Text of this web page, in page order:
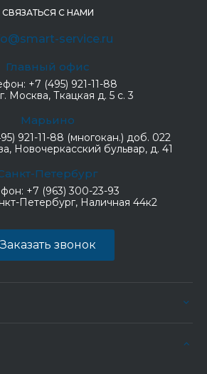
СВЯЗАТЬСЯ С НАМИ
service.ru
Главный офис
+7 (495) 921-11-88
г. Москва, Ткацкая д. 5 с. 3
Марьино
921-11-88 (многокан.) доб. 022
Новочеркасский бульвар, д. 41
Петербург
+7 (963) 300-23-93
Петербург, Наличная 44к2
Заказать звонок